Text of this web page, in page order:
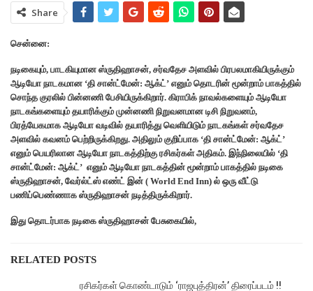
Share
சென்னை:
நடிகையும், பாடகியுமான ஸ்ருதிஹாசன், சர்வதேச அளவில் பிரபலமாகியிருக்கும்
ஆடியோ நாடகமான ‘தி சான்ட்மேன்: ஆக்ட்’ எனும் தொடரின் மூன்றாம் பாகத்தில்
சொந்த குரலில் பின்னணி பேசியிருக்கிறார். கிராபிக் நாவல்களையும் ஆடியோ
நாடகங்களையும் தயாரிக்கும் முன்னணி நிறுவனமான டிசி நிறுவனம்,
பிரத்யேகமாக ஆடியோ வடிவில் தயாரித்து வெளியிடும் நாடகங்கள் சர்வதேச
அளவில் கவனம் பெற்றிருக்கிறது. அதிலும் குறிப்பாக ‘தி சான்ட்மேன்: ஆக்ட்’
எனும் பெயரிலான ஆடியோ நாடகத்திற்கு ரசிகர்கள் அதிகம். இந்நிலையில் ‘தி
சான்ட்மேன்: ஆக்ட்’ எனும் ஆடியோ நாடகத்தின் மூன்றாம் பாகத்தில் நடிகை
ஸ்ருதிஹாசன், வேர்ல்ட்ஸ் எண்ட் இன் ( World End Inn) ல் ஒரு வீட்டு
பணிப்பெண்ணாக ஸ்ருதிஹாசன் நடித்திருக்கிறார்.
இது தொடர்பாக நடிகை ஸ்ருதிஹாசன் பேசுகையில்,
RELATED POSTS
ரசிகர்கள் கொண்டாடும் ‘ராஜபுத்திரன்’ திரைப்படம் !!